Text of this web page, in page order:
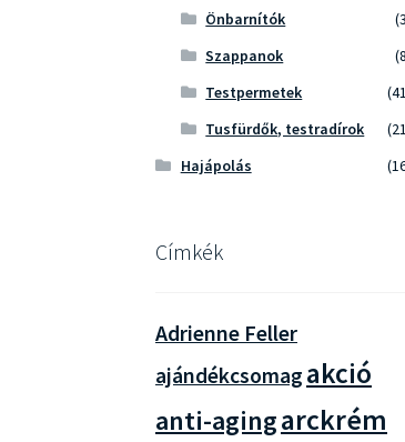
Önbarnítók
Szappanok
Testpermetek
Tusfürdők, testradírok
Hajápolás
Címkék
Adrienne Feller
ajándékcsomag akció
anti-agingarckrém